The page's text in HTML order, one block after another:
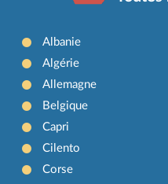
Albanie
Algérie
Allemagne
Belgique
Capri
Cilento
Corse